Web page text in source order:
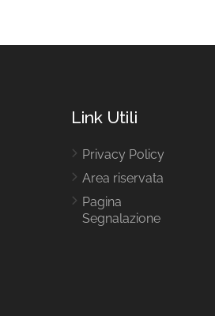
Link Utili
Privacy Policy
Area riservata
Pagina
Segnalazione